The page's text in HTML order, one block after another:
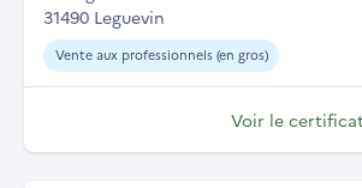
31490 Leguevin
Vente aux professionnels (en gros)
Voir le